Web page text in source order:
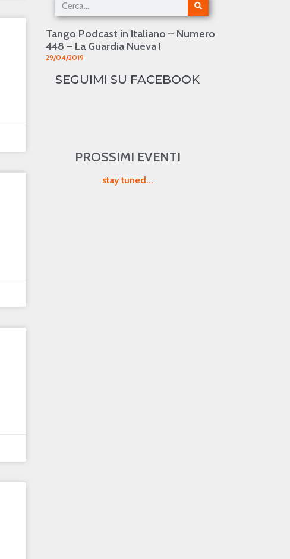
Tango Podcast in Italiano – Numero
448 – La Guardia Nueva I
29/04/2019
SEGUIMI SU FACEBOOK
PROSSIMI EVENTI
stay tuned...